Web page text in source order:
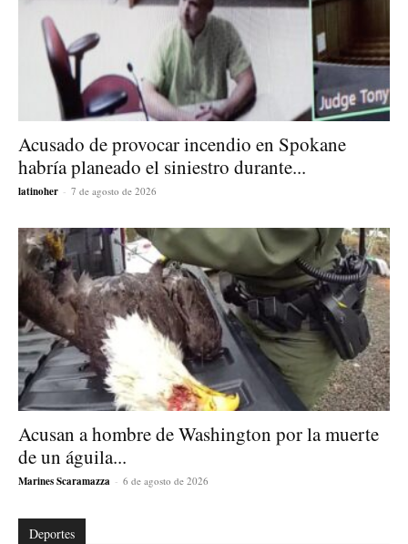
Acusado de provocar incendio en Spokane
habría planeado el siniestro durante...
latinoher - 7 de agosto de 2026
Acusan a hombre de Washington por la muerte
de un águila...
Marines Scaramazza - 6 de agosto de 2026
Deportes